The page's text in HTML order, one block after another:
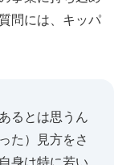
問には、キッパ
るとは思うん
た）見方をさ
身は特に若い